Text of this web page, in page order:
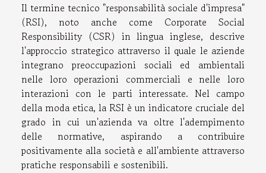
Il termine tecnico "responsabilità sociale d'impresa"
(RSI), noto anche come Corporate Social
Responsibility (CSR) in lingua inglese, descrive
l'approccio strategico attraverso il quale le aziende
integrano preoccupazioni sociali ed ambientali
nelle loro operazioni commerciali e nelle loro
interazioni con le parti interessate. Nel campo
della moda etica, la RSI è un indicatore cruciale del
grado in cui un'azienda va oltre l'adempimento
delle normative, aspirando a contribuire
positivamente alla società e all'ambiente attraverso
pratiche responsabili e sostenibili.